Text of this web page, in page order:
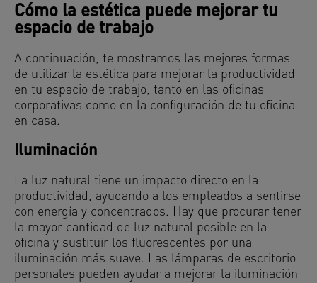
Cómo la estética puede mejorar tu
espacio de trabajo
A continuación, te mostramos las mejores formas
de utilizar la estética para mejorar la productividad
en tu espacio de trabajo, tanto en las oficinas
corporativas como en la configuración de tu oficina
en casa.
Iluminación
La luz natural tiene un impacto directo en la
productividad, ayudando a los empleados a sentirse
con energía y concentrados. Hay que procurar tener
la mayor cantidad de luz natural posible en la
oficina y sustituir los fluorescentes por una
iluminación más suave. Las lámparas de escritorio
personales pueden ayudar a mejorar la iluminación